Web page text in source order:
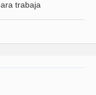
trabaja